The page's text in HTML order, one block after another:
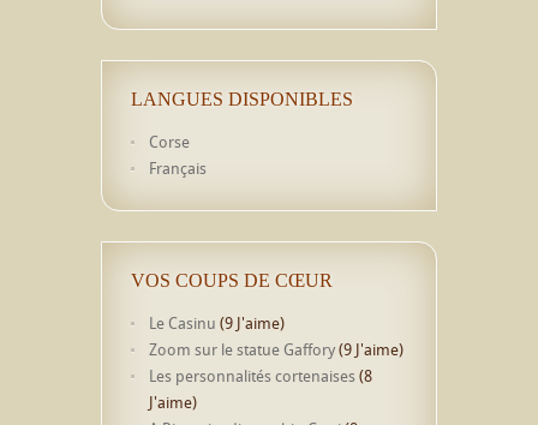
LANGUES DISPONIBLES
Corse
Français
VOS COUPS DE CŒUR
Le Casinu (9 J'aime)
Zoom sur le statue Gaffory(9 J'aime)
Les personnalités cortenaises (8
J'aime)